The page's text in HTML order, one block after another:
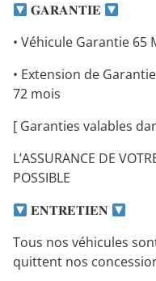
𝐆𝐀𝐑𝐀𝐍𝐓𝐈𝐄
• Véhicule Garantie 65
• Extension de
72 mois
[ Garanties valables
L’ASSURANCE DE
POSSIBLE
𝐄𝐍𝐓𝐑𝐄𝐓𝐈𝐄𝐍
Tous nos véhicules
quittent nos